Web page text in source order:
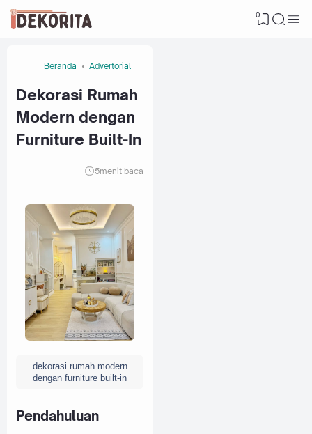
0
Beranda Advertorial
Dekorasi Rumah
Modern dengan
Furniture Built-In
5menit baca
dekorasi rumah modern
dengan furniture built-in
Pendahuluan